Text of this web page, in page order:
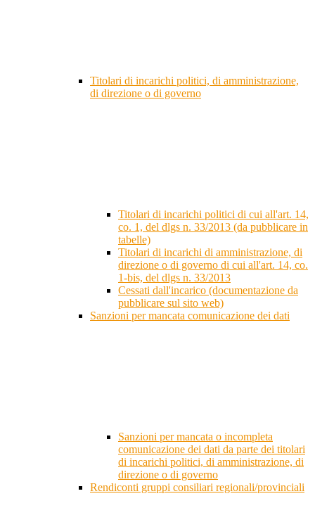
Titolari di incarichi politici, di amministrazione,
di direzione o di governo
Titolari di incarichi politici di cui all'art. 14,
co. 1, del dlgs n. 33/2013 (da pubblicare in
tabelle)
Titolari di incarichi di amministrazione, di
direzione o di governo di cui all'art. 14, co.
1-bis, del dlgs n. 33/2013
Cessati dall'incarico (documentazione da
pubblicare sul sito web)
Sanzioni per mancata comunicazione dei dati
Sanzioni per mancata o incompleta
comunicazione dei dati da parte dei titolari
di incarichi politici, di amministrazione, di
direzione o di governo
Rendiconti gruppi consiliari regionali/provinciali